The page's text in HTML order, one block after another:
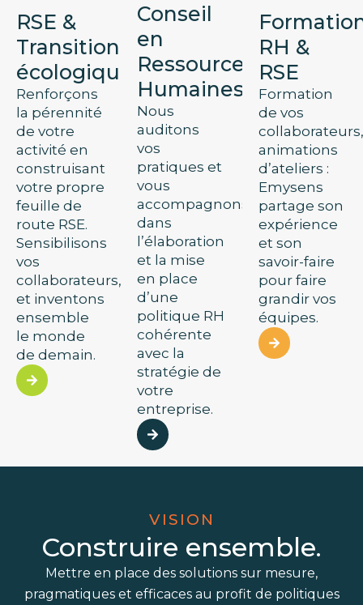
RSE &
Transition
écologique
Renforçons
la pérennité
de votre
activité en
construisant
votre propre
feuille de
route RSE.
Sensibilisons
vos
collaborateurs,
et inventons
ensemble
le monde
de demain.
Conseil
en
Ressources
Humaines
Nous
auditons
vos
pratiques et
vous
accompagnons
dans
l’élaboration
et la mise
en place
d’une
politique RH
cohérente
avec la
stratégie de
votre
entreprise.
RH &
RSE
Formation
de vos
collaborateurs,
animations
d’ateliers :
Emysens
partage son
expérience
et son
savoir-faire
pour faire
grandir vos
équipes.
VISION
Construire ensemble.
Mettre en place des solutions sur mesure,
pragmatiques et efficaces au profit de politiques